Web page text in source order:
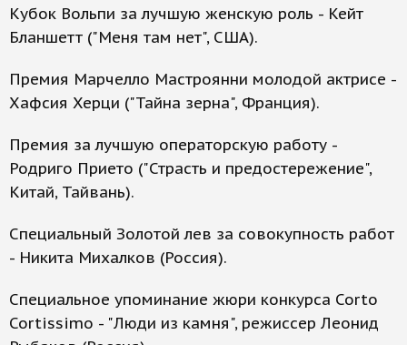
Кубок Вольпи за лучшую женскую роль - Кейт
Бланшетт ("Меня там нет", США).
Премия Марчелло Мастроянни молодой актрисе -
Хафсия Херци ("Тайна зерна", Франция).
Премия за лучшую операторскую работу -
Родриго Прието ("Страсть и предостережение",
Китай, Тайвань).
Специальный Золотой лев за совокупность работ
- Никита Михалков (Россия).
Специальное упоминание жюри конкурса Corto
Cortissimo - "Люди из камня", режиссер Леонид